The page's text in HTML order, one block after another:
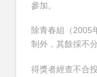
參加。
除青春組（2005
制外，其餘採不
得獎者經查不合